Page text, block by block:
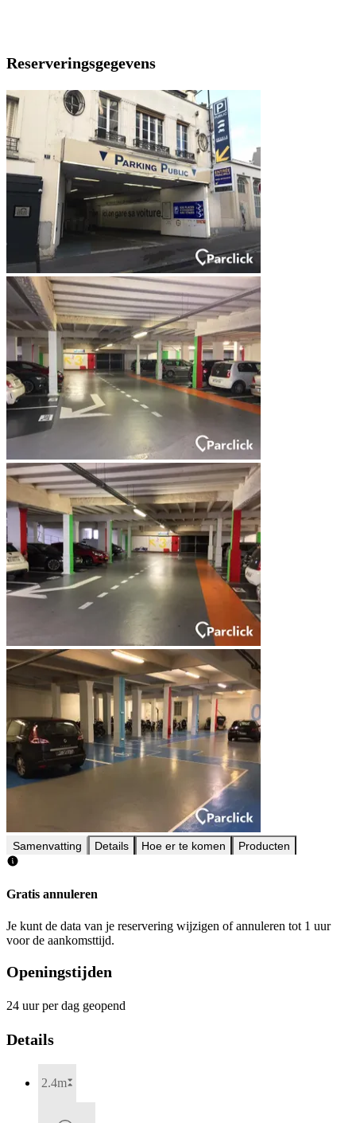
Reserveringsgegevens
Samenvatting Details Hoe er te komen Producten
Gratis annuleren
Je kunt de data van je reservering wijzigen of annuleren tot 1 uur
voor de aankomsttijd.
Openingstijden
24 uur per dag geopend
Details
2.4m